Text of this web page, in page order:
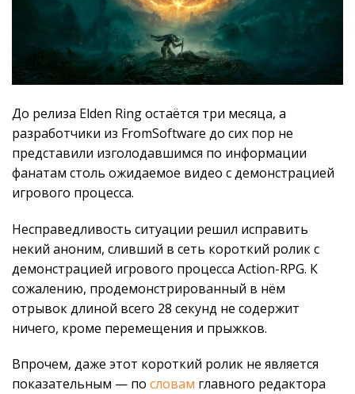
До релиза Elden Ring остаётся три месяца, а
разработчики из FromSoftware до сих пор не
представили изголодавшимся по информации
фанатам столь ожидаемое видео с демонстрацией
игрового процесса.
Несправедливость ситуации решил исправить
некий аноним, сливший в сеть короткий ролик с
демонстрацией игрового процесса Action-RPG. К
сожалению, продемонстрированный в нём
отрывок длиной всего 28 секунд не содержит
ничего, кроме перемещения и прыжков.
Впрочем, даже этот короткий ролик не является
показательным — по словам главного редактора